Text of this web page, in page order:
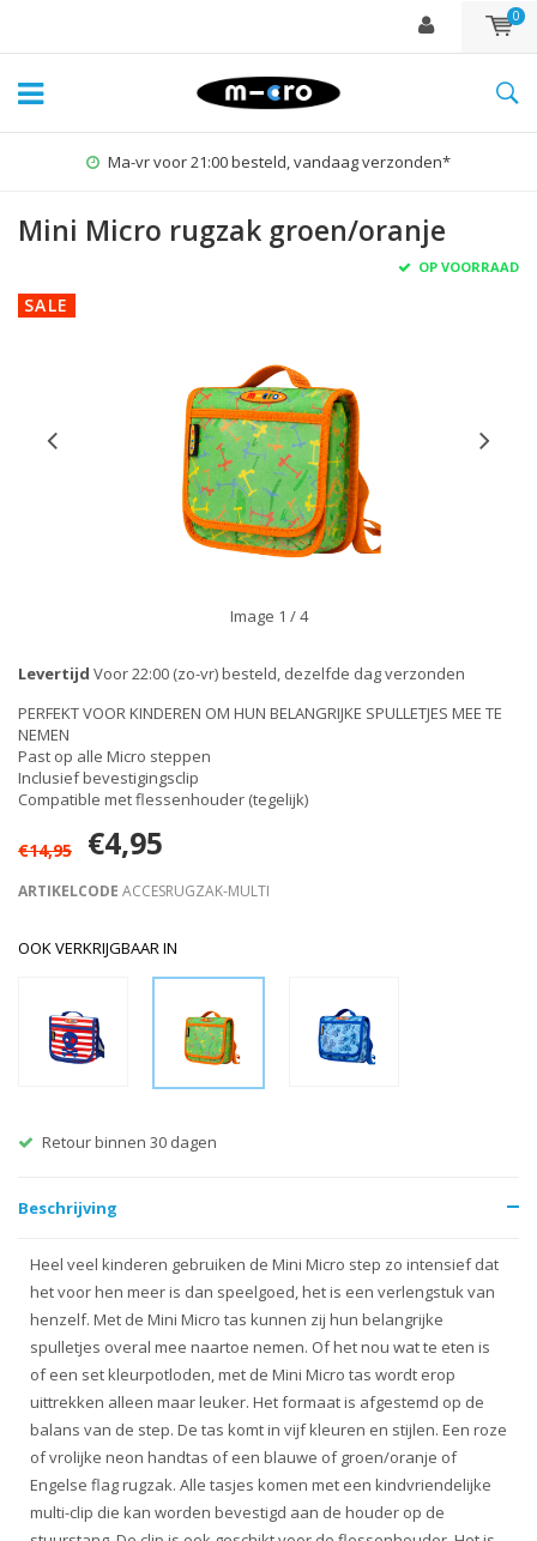
0
Ma-vr voor 21:00 besteld, vandaag verzonden*
Mini Micro rugzak groen/oranje
OP VOORRAAD
SALE
Image 1 / 4
Levertijd Voor 22:00 (zo-vr) besteld, dezelfde dag verzonden
PERFEKT VOOR KINDEREN OM HUN BELANGRIJKE SPULLETJES MEE TE
NEMEN
Past op alle Micro steppen
Inclusief bevestigingsclip
Compatible met flessenhouder (tegelijk)
€14,95 €4,95
ARTIKELCODE ACCESRUGZAK-MULTI
OOK VERKRIJGBAAR IN
Retour binnen 30 dagen
Beschrijving
Heel veel kinderen gebruiken de Mini Micro step zo intensief dat
het voor hen meer is dan speelgoed, het is een verlengstuk van
henzelf. Met de Mini Micro tas kunnen zij hun belangrijke
spulletjes overal mee naartoe nemen. Of het nou wat te eten is
of een set kleurpotloden, met de Mini Micro tas wordt erop
uittrekken alleen maar leuker. Het formaat is afgestemd op de
balans van de step. De tas komt in vijf kleuren en stijlen. Een roze
of vrolijke neon handtas of een blauwe of groen/oranje of
Engelse flag rugzak. Alle tasjes komen met een kindvriendelijke
multi-clip die kan worden bevestigd aan de houder op de